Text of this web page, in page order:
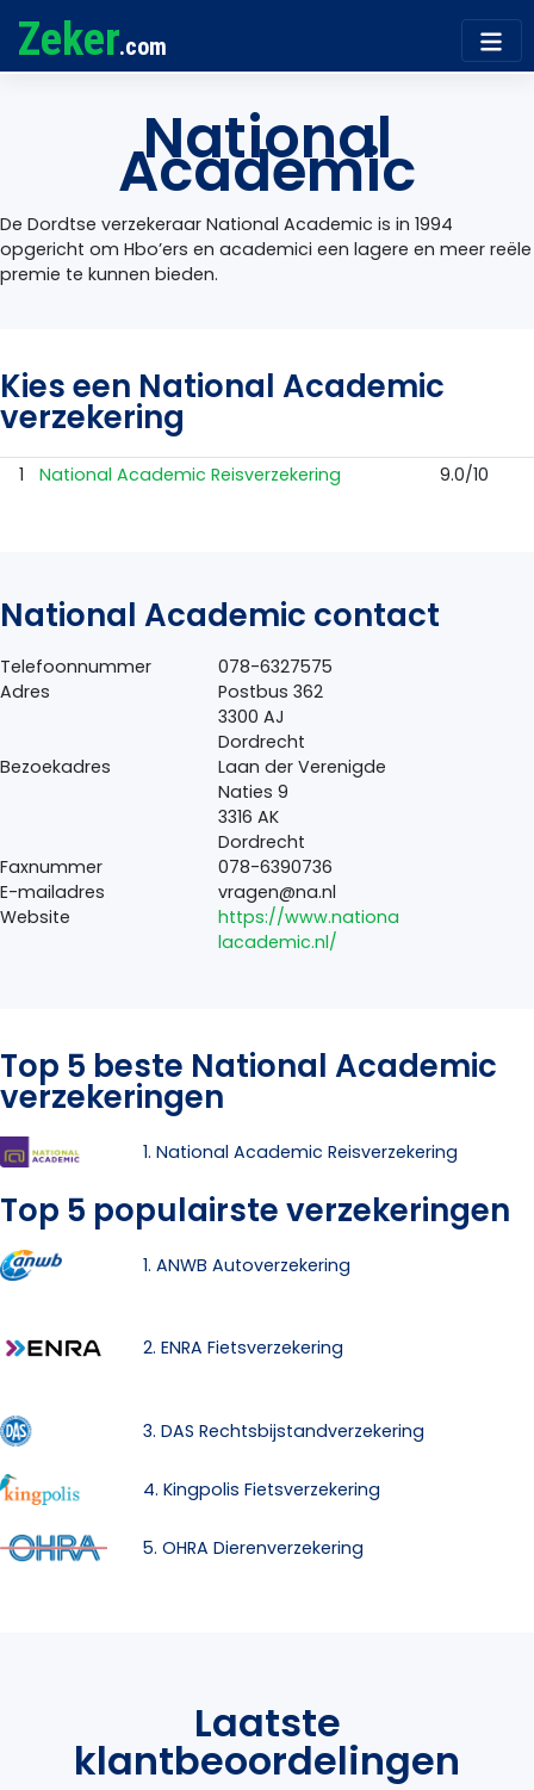
Zeker.com
National
Academic
De Dordtse verzekeraar National Academic is in 1994
opgericht om Hbo’ers en academici een lagere en meer reële
premie te kunnen bieden.
Kies een National Academic
verzekering
1 National Academic Reisverzekering 9.0/10
National Academic contact
Telefoonnummer
078-6327575
Adres
Postbus 362
3300 AJ
Dordrecht
Bezoekadres
Laan der Verenigde
Naties 9
3316 AK
Dordrecht
Faxnummer
078-6390736
E-mailadres
vragen@na.nl
Website
https://www.nationa
lacademic.nl/
Top 5 beste National Academic
verzekeringen
1. National Academic Reisverzekering
Top 5 populairste verzekeringen
1. ANWB Autoverzekering
2. ENRA Fietsverzekering
3. DAS Rechtsbijstandverzekering
4. Kingpolis Fietsverzekering
5. OHRA Dierenverzekering
Laatste
klantbeoordelingen